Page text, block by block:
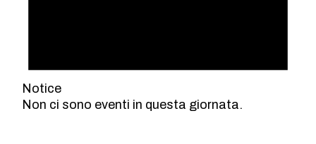
Notice
Non ci sono eventi in questa giornata.